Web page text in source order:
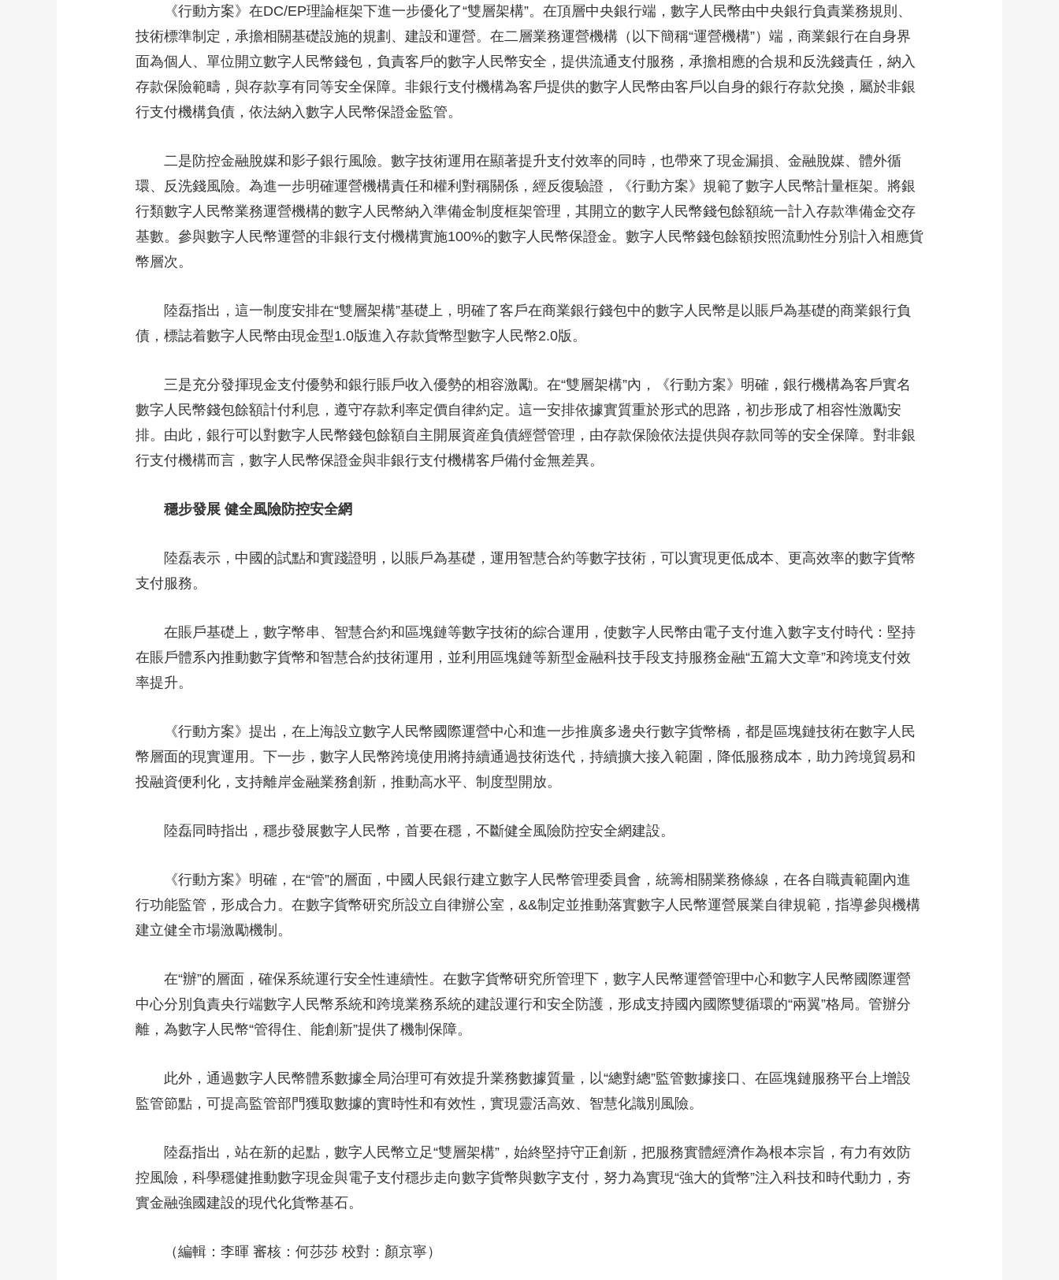
《行動方案》在DC/EP理論框架下進一步優化了“雙層架構”。在頂層中央銀行端，數字人民幣由中央銀行負責業務規則、
技術標準制定，承擔相關基礎設施的規劃、建設和運營。在二層業務運營機構（以下簡稱“運營機構”）端，商業銀行在自身界
面為個人、單位開立數字人民幣錢包，負責客戶的數字人民幣安全，提供流通支付服務，承擔相應的合規和反洗錢責任，納入
存款保險範疇，與存款享有同等安全保障。非銀行支付機構為客戶提供的數字人民幣由客戶以自身的銀行存款兌換，屬於非銀
行支付機構負債，依法納入數字人民幣保證金監管。
二是防控金融脫媒和影子銀行風險。數字技術運用在顯著提升支付效率的同時，也帶來了現金漏損、金融脫媒、體外循
環、反洗錢風險。為進一步明確運營機構責任和權利對稱關係，經反復驗證，《行動方案》規範了數字人民幣計量框架。將銀
行類數字人民幣業務運營機構的數字人民幣納入準備金制度框架管理，其開立的數字人民幣錢包餘額統一計入存款準備金交存
基數。參與數字人民幣運營的非銀行支付機構實施100%的數字人民幣保證金。數字人民幣錢包餘額按照流動性分別計入相應貨
幣層次。
陸磊指出，這一制度安排在“雙層架構”基礎上，明確了客戶在商業銀行錢包中的數字人民幣是以賬戶為基礎的商業銀行負
債，標誌着數字人民幣由現金型1.0版進入存款貨幣型數字人民幣2.0版。
三是充分發揮現金支付優勢和銀行賬戶收入優勢的相容激勵。在“雙層架構”內，《行動方案》明確，銀行機構為客戶實名
數字人民幣錢包餘額計付利息，遵守存款利率定價自律約定。這一安排依據實質重於形式的思路，初步形成了相容性激勵安
排。由此，銀行可以對數字人民幣錢包餘額自主開展資産負債經營管理，由存款保險依法提供與存款同等的安全保障。對非銀
行支付機構而言，數字人民幣保證金與非銀行支付機構客戶備付金無差異。
穩步發展 健全風險防控安全網
陸磊表示，中國的試點和實踐證明，以賬戶為基礎，運用智慧合約等數字技術，可以實現更低成本、更高效率的數字貨幣
支付服務。
在賬戶基礎上，數字幣串、智慧合約和區塊鏈等數字技術的綜合運用，使數字人民幣由電子支付進入數字支付時代：堅持
在賬戶體系內推動數字貨幣和智慧合約技術運用，並利用區塊鏈等新型金融科技手段支持服務金融“五篇大文章”和跨境支付效
率提升。
《行動方案》提出，在上海設立數字人民幣國際運營中心和進一步推廣多邊央行數字貨幣橋，都是區塊鏈技術在數字人民
幣層面的現實運用。下一步，數字人民幣跨境使用將持續通過技術迭代，持續擴大接入範圍，降低服務成本，助力跨境貿易和
投融資便利化，支持離岸金融業務創新，推動高水平、制度型開放。
陸磊同時指出，穩步發展數字人民幣，首要在穩，不斷健全風險防控安全網建設。
《行動方案》明確，在“管”的層面，中國人民銀行建立數字人民幣管理委員會，統籌相關業務條線，在各自職責範圍內進
行功能監管，形成合力。在數字貨幣研究所設立自律辦公室，&&制定並推動落實數字人民幣運營展業自律規範，指導參與機構
建立健全市場激勵機制。
在“辦”的層面，確保系統運行安全性連續性。在數字貨幣研究所管理下，數字人民幣運營管理中心和數字人民幣國際運營
中心分別負責央行端數字人民幣系統和跨境業務系統的建設運行和安全防護，形成支持國內國際雙循環的“兩翼”格局。管辦分
離，為數字人民幣“管得住、能創新”提供了機制保障。
此外，通過數字人民幣體系數據全局治理可有效提升業務數據質量，以“總對總”監管數據接口、在區塊鏈服務平台上增設
監管節點，可提高監管部門獲取數據的實時性和有效性，實現靈活高效、智慧化識別風險。
陸磊指出，站在新的起點，數字人民幣立足“雙層架構”，始終堅持守正創新，把服務實體經濟作為根本宗旨，有力有效防
控風險，科學穩健推動數字現金與電子支付穩步走向數字貨幣與數字支付，努力為實現“強大的貨幣”注入科技和時代動力，夯
實金融強國建設的現代化貨幣基石。
（編輯：李暉 審核：何莎莎 校對：顏京寧）